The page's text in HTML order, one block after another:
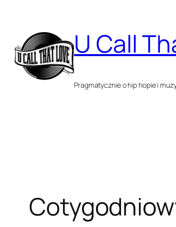
treści
U Call
Pragmatycznie o hip hopie i